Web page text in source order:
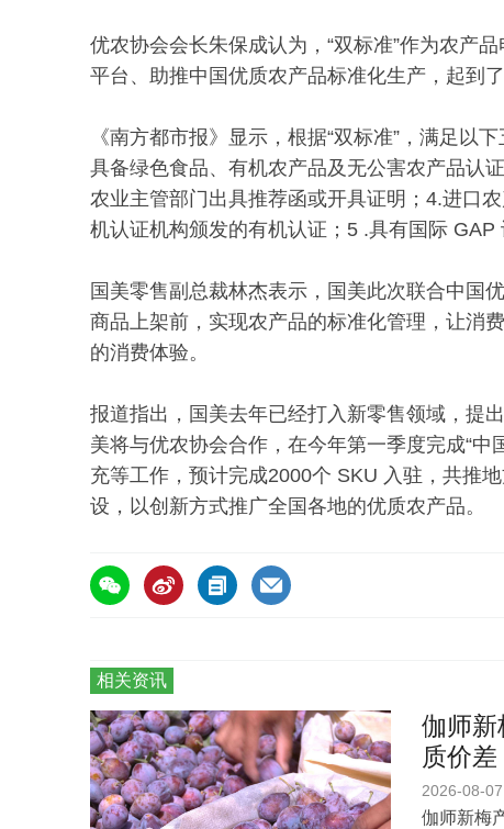
优农协会会长朱保成认为，“双标准”作为农产
平台、助推中国优质农产品标准化生产，起到了
《南方都市报》显示，根据“双标准”，满足以
具备绿色食品、有机农产品及无公害农产品认
农业主管部门出具推荐函或开具证明；4.进口
机认证机构颁发的有机认证；5 .具有国际 GAP
国美零售副总裁林杰表示，国美此次联合中国
商品上架前，实现农产品的标准化管理，让消
的消费体验。
报道指出，国美去年已经打入新零售领域，提
美将与优农协会合作，在今年第一季度完成“
充等工作，预计完成2000个 SKU 入驻，共推
设，以创新方式推广全国各地的优质农产品。
相关资讯
伽师新
质价差
2026-08-07
伽师新梅